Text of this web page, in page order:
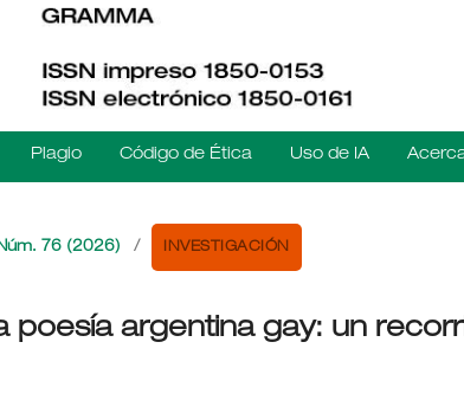
Plagio Código de Ética Uso de IA
76 (2026) / INVESTIGACIÓN
poesía argentina gay: un